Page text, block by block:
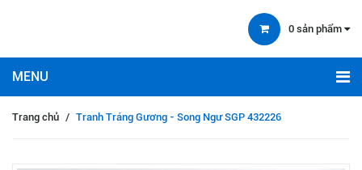
0 sản phẩm
Trang chủ / Tranh Tráng Gương - Song Ngư SGP 432226